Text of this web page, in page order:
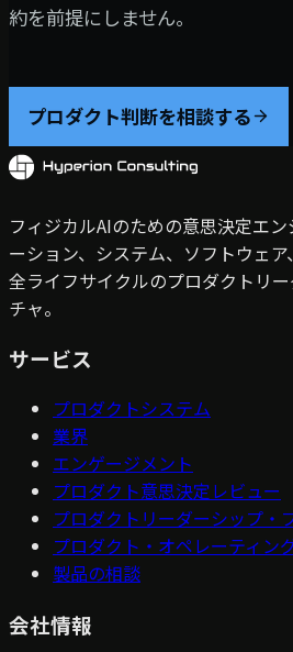
約を前提にしません。
プロダクト判断を相談する
フィジカルAIのための意思決定エ
ーション、システム、ソフトウェ
全ライフサイクルのプロダクトリ
チャ。
サービス
プロダクトシステム
業界
エンゲージメント
プロダクト意思決定レビュー
プロダクトリーダーシップ・
プロダクト・オペレーティン
製品の相談
会社情報